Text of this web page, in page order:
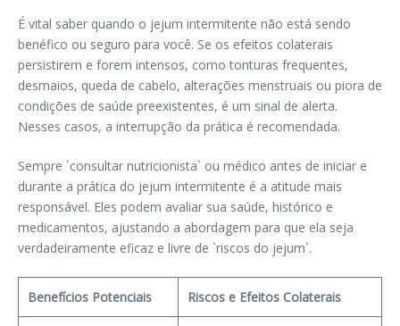
É vital saber quando o jejum intermitente não está sendo
benéfico ou seguro para você. Se os efeitos colaterais
persistirem e forem intensos, como tonturas frequentes,
desmaios, queda de cabelo, alterações menstruais ou piora de
condições de saúde preexistentes, é um sinal de alerta.
Nesses casos, a interrupção da prática é recomendada.
Sempre `consultar nutricionista` ou médico antes de iniciar e
durante a prática do jejum intermitente é a atitude mais
responsável. Eles podem avaliar sua saúde, histórico e
medicamentos, ajustando a abordagem para que ela seja
verdadeiramente eficaz e livre de `riscos do jejum`.
Benefícios Potenciais Riscos e Efeitos Colaterais